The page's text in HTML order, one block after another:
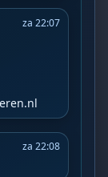
za 22:07
za 22:08